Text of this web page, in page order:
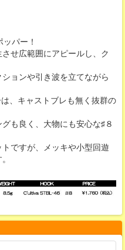
パー！
せ広範囲にアピールし、ク
ョンや引き波を立てながら
、キャストブレも無く抜群の
も良く、大物にも安心な♯８
ですが、メッキや小型回遊